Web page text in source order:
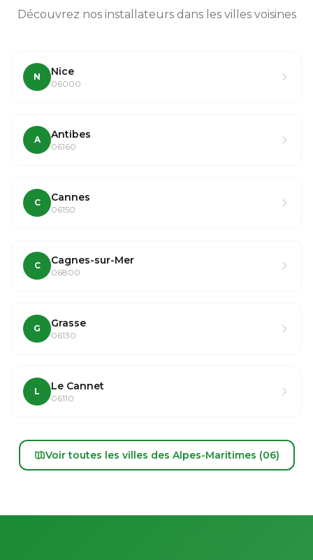
Découvrez nos installateurs dans les villes voisines
N Nice
06000
A Antibes
06160
C Cannes
06150
C Cagnes-sur-Mer
06800
G Grasse
06130
L Le Cannet
06110
Voir toutes les villes des Alpes-Maritimes (06)